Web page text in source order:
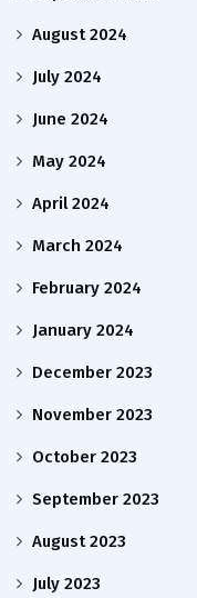
August 2024
July 2024
June 2024
May 2024
April 2024
March 2024
February 2024
January 2024
December 2023
November 2023
October 2023
September 2023
August 2023
July 2023